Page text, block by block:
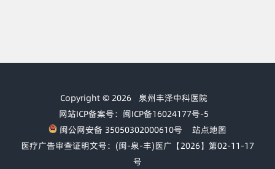
Copyright © 2026 泉州丰泽中科医院
网站ICP备案号：闽ICP备16024177号-5
闽公网安备 35050302000610号
站点地图
医疗广告审查证明文号：(闽-泉-丰)医广【2026】第02-11-17
号